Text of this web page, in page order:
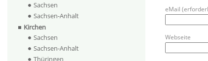
eMail
Webseite
Sachsen
Sachsen-Anhalt
Kirchen
Sachsen
Sachsen-Anhalt
Thüringen